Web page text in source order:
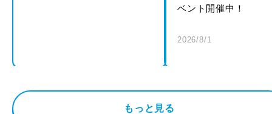
ベント開催中！
2026/8/1
もっと見る